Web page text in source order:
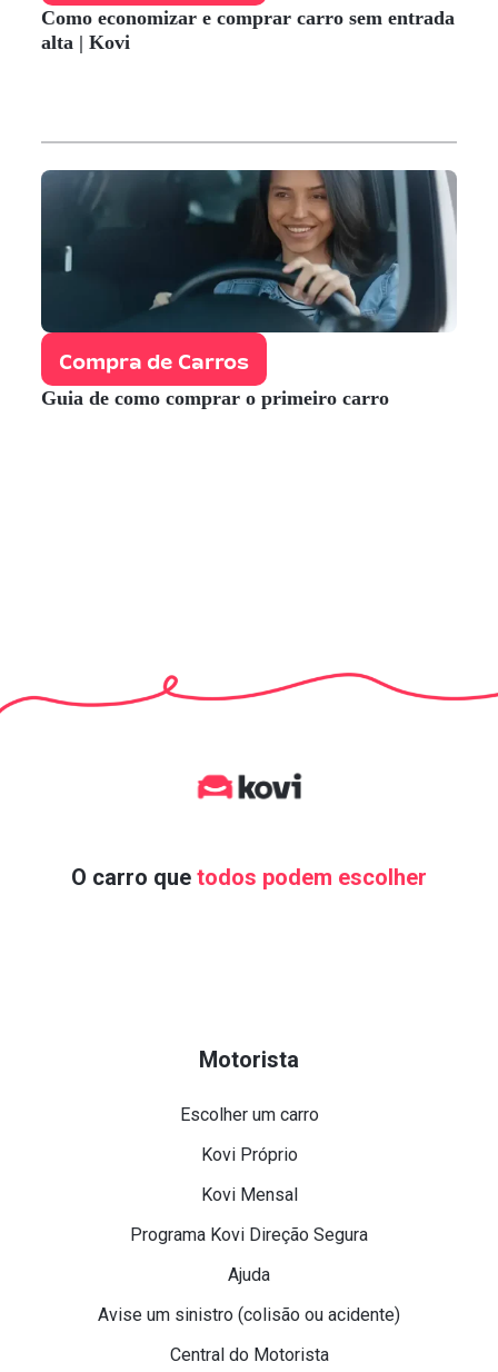
Como economizar e comprar carro sem entrada
alta | Kovi
Compra de Carros
Guia de como comprar o primeiro carro
O carro que todos podem escolher
Motorista
Escolher um carro
Kovi Próprio
Kovi Mensal
Programa Kovi Direção Segura
Ajuda
Avise um sinistro (colisão ou acidente)
Central do Motorista